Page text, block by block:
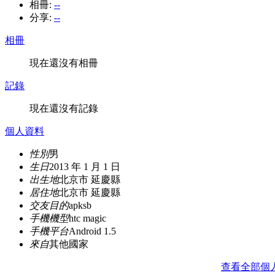
相冊: --
分享: --
相冊
現在還沒有相冊
記錄
現在還沒有記錄
個人資料
性別男
生日2013 年 1 月 1 日
出生地北京市 延慶縣
居住地北京市 延慶縣
交友目的apksb
手機機型htc magic
手機平台Android 1.5
來自其他國家
查看全部個